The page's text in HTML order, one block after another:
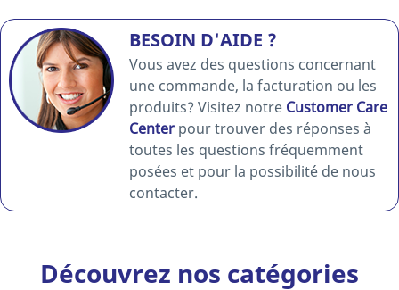
BESOIN D'AIDE ?
Vous avez des questions concernant
une commande, la facturation ou les
produits? Visitez notre Customer Care
Center pour trouver des réponses à
toutes les questions fréquemment
posées et pour la possibilité de nous
contacter.
Découvrez nos catégories